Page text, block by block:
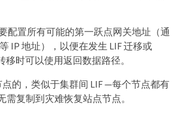
配置所有可能的第一跃点网关地址（通
IP 地址），以便在发生 LIF 迁移或
移时可以使用返回数据路径。
点的，类似于集群间 LIF —每个节点都有
需复制到灾难恢复站点节点。